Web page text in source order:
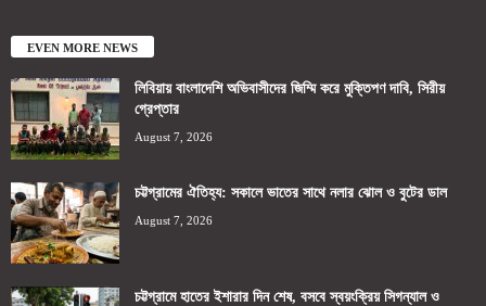
EVEN MORE NEWS
লিবিয়ায় বাংলাদেশি অভিবাসীদের জিম্মি করে মুক্তিপণ দাবি, সিরীয়
গ্রেপ্তার
August 7, 2026
চট্টগ্রামের ঐতিহ্য: সকালে ভাতের সাথে নলার ঝোল ও বুটের ডাল
August 7, 2026
চট্টগ্রামে হাতের ইশারার দিন শেষ, বসবে স্বয়ংক্রিয় সিগন্যাল ও